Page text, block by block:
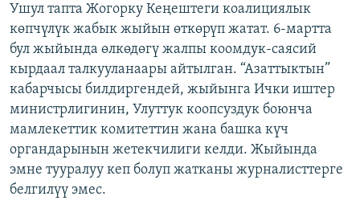
БИЗ ЖАНА ДҮЙНӨ
ДАНИСТЕ
ЭЖЕ-СИҢДИЛЕР
АЗАТТЫК+
ЫҢГАЙСЫЗ СУРООЛОР
Русский
ОНЛАЙН ШЕРИНЕ
ЭЕ/АРнун бардык сайттары
Ушул тапта Жогорку Кеңештеги коалициялык
көпчүлүк жабык жыйын өткөрүп жатат. 6-мартта
бул жыйында өлкөдөгү жалпы коомдук-саясий
кырдаал талкууланаары айтылган. “Азаттыктын”
кабарчысы билдиргендей, жыйынга Ички иштер
министрлигинин, Улуттук коопсуздук боюнча
мамлекеттик комитеттин жана башка күч
органдарынын жетекчилиги келди. Жыйында
эмне тууралуу кеп болуп жатканы журналисттерге
белгилүү эмес.